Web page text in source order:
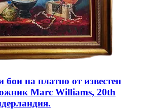
бои на платно от известен
Marc Williams, 20th